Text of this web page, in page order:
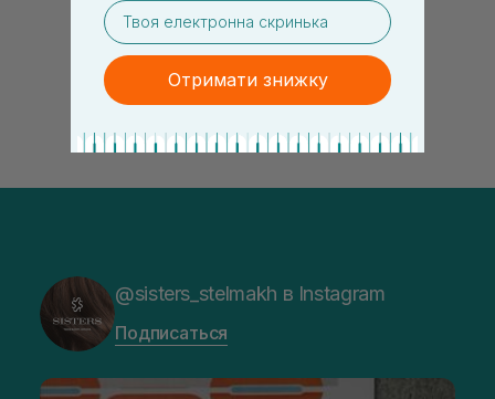
@sisters_stelmakh в Instagram
Подписаться
email
Отримати знижку